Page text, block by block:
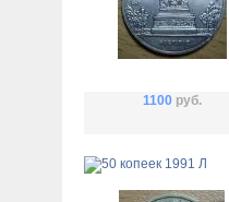
1100 руб.